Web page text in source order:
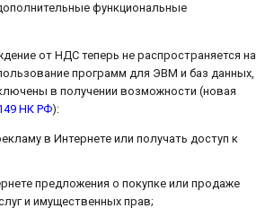
функциональные
от НДС теперь не распространяется на
программ для ЭВМ и баз данных,
в получении возможности (новая
НК РФ):
в Интернете или получать доступ к
предложения о покупке или продаже
и имущественных прав;